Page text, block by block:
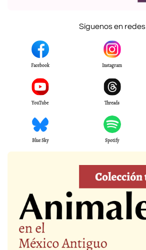
Síguenos en redes
Facebook Instagram
YouTube Threads
Blue Sky Spotify